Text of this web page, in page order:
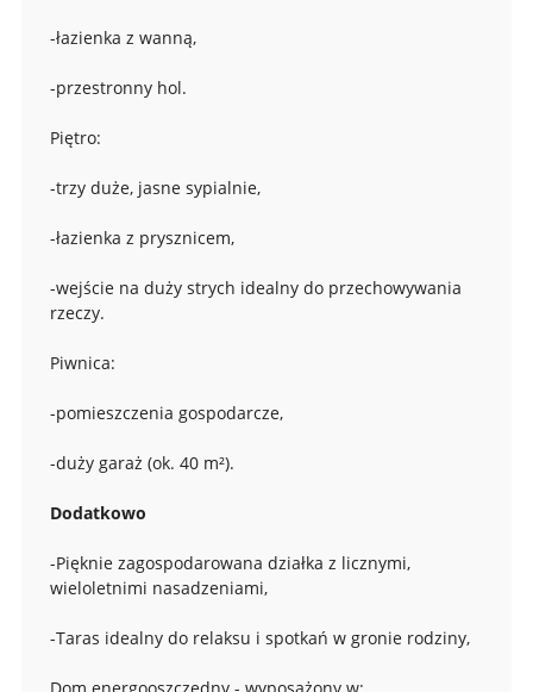
-łazienka z wanną,
-przestronny hol.
Piętro:
-trzy duże, jasne sypialnie,
-łazienka z prysznicem,
-wejście na duży strych idealny do przechowywania
rzeczy.
Piwnica:
-pomieszczenia gospodarcze,
-duży garaż (ok. 40 m²).
Dodatkowo
-Pięknie zagospodarowana działka z licznymi,
wieloletnimi nasadzeniami,
-Taras idealny do relaksu i spotkań w gronie rodziny,